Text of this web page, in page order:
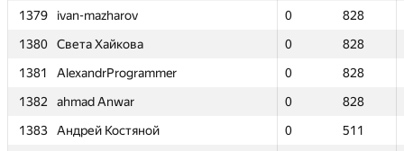
1379
ivan-mazharov 0
828
1380
Света Хайкова 0
828
1381
AlexandrProgrammer 0
828
1382
ahmad Anwar 0
828
1383
Андрей Костяной 0
511
1379
ivan-mazharov 0
828
1380
Света Хайкова 0
828
1381
AlexandrProgrammer 0
828
1382
ahmad Anwar 0
828
1383
Андрей Костяной 0
511